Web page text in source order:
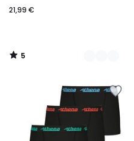
21,99 €
5
/